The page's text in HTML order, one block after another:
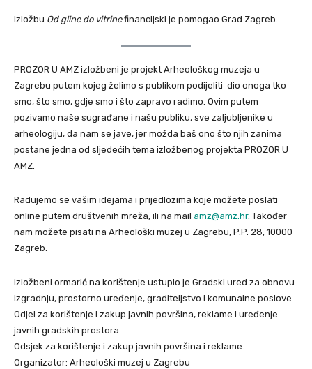
Izložbu Od gline do vitrinefinancijski je pomogao Grad Zagreb.
PROZOR U AMZ izložbeni je projekt Arheološkog muzeja u
Zagrebu putem kojeg želimo s publikom podijeliti dio onoga tko
smo, što smo, gdje smo i što zapravo radimo. Ovim putem
pozivamo naše sugrađane i našu publiku, sve zaljubljenike u
arheologiju, da nam se jave, jer možda baš ono što njih zanima
postane jedna od sljedećih tema izložbenog projekta PROZOR U
AMZ.
Radujemo se vašim idejama i prijedlozima koje možete poslati
online putem društvenih mreža, ili na mail amz@amz.hr. Također
nam možete pisati na Arheološki muzej u Zagrebu, P.P. 28, 10000
Zagreb.
Izložbeni ormarić na korištenje ustupio je Gradski ured za obnovu
izgradnju, prostorno uređenje, graditeljstvo i komunalne poslove
Odjel za korištenje i zakup javnih površina, reklame i uređenje
javnih gradskih prostora
Odsjek za korištenje i zakup javnih površina i reklame.
Organizator: Arheološki muzej u Zagrebu